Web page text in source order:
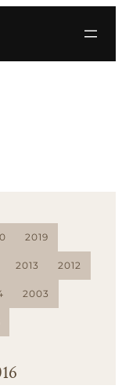
2019
2013 2012
2003